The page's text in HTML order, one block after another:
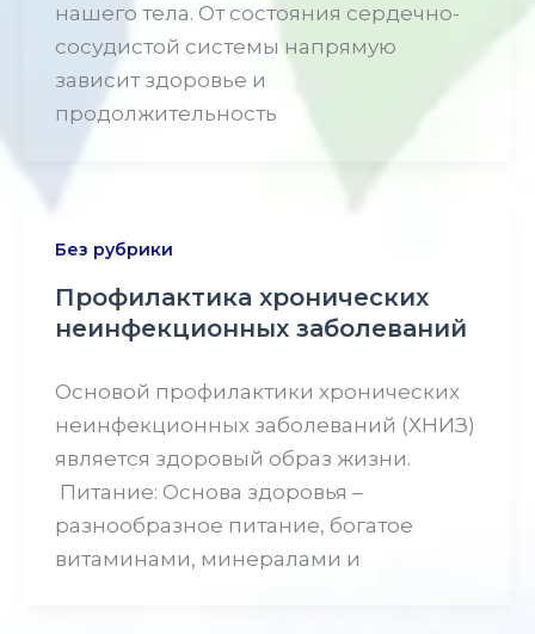
нашего тела. От состояния сердечно-
сосудистой системы напрямую
зависит здоровье и
продолжительность
Без рубрики
Профилактика хронических
неинфекционных заболеваний
Основой профилактики хронических
неинфекционных заболеваний (ХНИЗ)
является здоровый образ жизни.
Питание: Основа здоровья –
разнообразное питание, богатое
витаминами, минералами и